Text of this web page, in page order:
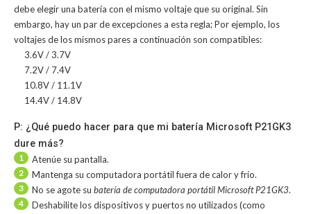
debe elegir una batería con el mismo voltaje que su original. Sin
embargo, hay un par de excepciones a esta regla; Por ejemplo, los
voltajes de los mismos pares a continuación son compatibles:
3.6V / 3.7V
7.2V / 7.4V
10.8V / 11.1V
14.4V / 14.8V
P: ¿Qué puedo hacer para que mi batería Microsoft P21GK3
dure más?
1 Atenúe su pantalla.
2 Mantenga su computadora portátil fuera de calor y frío.
3 No se agote su batería de computadora portátil Microsoft P21GK3.
4
Deshabilite los dispositivos y puertos no utilizados (como